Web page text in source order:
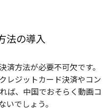
法の導入
方法が必要不可欠です。
レジットカード決済やコン
ば、中国でおそらく動画コ
いでしょう。